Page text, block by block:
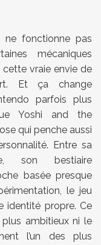
fonctionne pas
mécaniques
cette vraie envie de
Et ça change
parfois plus
Yoshi and the
qui penche aussi
Entre sa
son bestiaire
basée presque
le jeu
identité propre. Ce
ambitieux ni le
l’un des plus